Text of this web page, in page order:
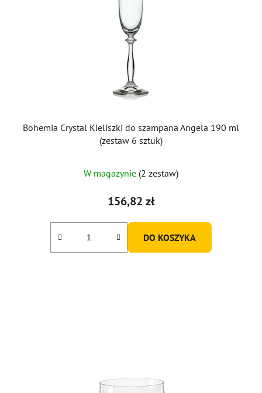
Bohemia Crystal Kieliszki do szampana Angela 190 ml
(zestaw 6 sztuk)
W magazynie (2 zestaw)
156,82 zł
DO KOSZYKA